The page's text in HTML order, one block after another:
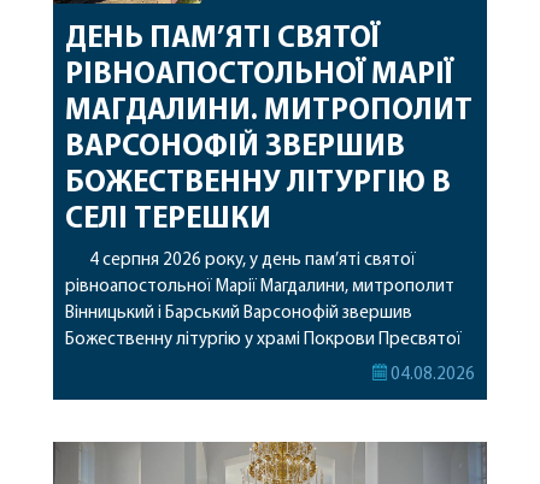
ДЕНЬ ПАМ’ЯТІ СВЯТОЇ
РІВНОАПОСТОЛЬНОЇ МАРІЇ
МАГДАЛИНИ. МИТРОПОЛИТ
ВАРСОНОФІЙ ЗВЕРШИВ
БОЖЕСТВЕННУ ЛІТУРГІЮ В
СЕЛІ ТЕРЕШКИ
4 серпня 2026 року, у день пам’яті святої
рівноапостольної Марії Магдалини, митрополит
Вінницький і Барський Варсонофій звершив
Божественну літургію у храмі Покрови Пресвятої
Богородиці села Терешки Барського благочиння.
рівноапостольної Марії Магдалини з часткою її
святих мощей, передана зі Святої Гори Афон.
04.08.2026